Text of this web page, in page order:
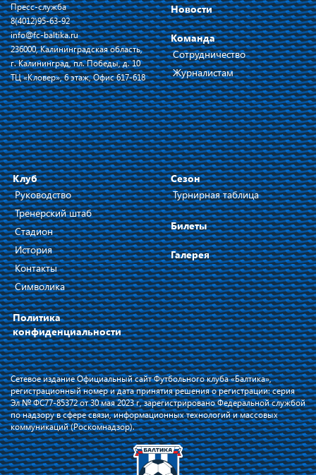
Пресс-служба
8(4012)95-63-92
info@fc-baltika.ru
236000, Калининградская область,
г. Калининград, пл. Победы, д. 10
ТЦ «Кловер», 6 этаж, Офис 617-618
Новости
Команда
Сотрудничество
Журналистам
Клуб
Руководство
Тренерский штаб
Стадион
История
Контакты
Символика
Политика
конфиденциальности
Сезон
Турнирная таблица
Билеты
Галерея
Сетевое издание Официальный сайт Футбольного клуба «Балтика»,
регистрационный номер и дата принятия решения о регистрации: серия
Эл № ФС77-85372 от 30 мая 2023 г, зарегистрировано Федеральной службой
по надзору в сфере связи, информационных технологий и массовых
коммуникаций (Роскомнадзор).